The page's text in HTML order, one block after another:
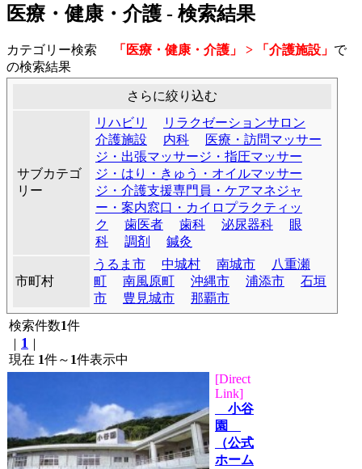
医療・健康・介護 - 検索結果
カテゴリー検索 「医療・健康・介護」 > 「介護施設」 で
の検索結果
さらに絞り込む
サブカテゴ
リー
リハビリ
リラクゼーションサロン
介護施設
内科
医療・訪問マッサー
ジ・出張マッサージ・指圧マッサー
ジ・はり・きゅう・オイルマッサー
ジ・介護支援専門員・ケアマネジャ
ー・案内窓口・カイロプラクティッ
ク
歯医者 歯科 泌尿器科
眼
科
調剤 鍼灸
市町村
うるま市 中城村 南城市
八重瀬
町
南風原町 沖縄市 浦添市
石垣
市
豊見城市
那覇市
検索件数1件
1
現在 1件～ 1件表示中
[Direct
Link]
小谷
園
（公式
ホーム